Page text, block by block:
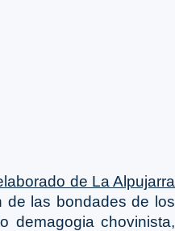
de La Alpujarra
de las bondades de los
demagogia chovinista,